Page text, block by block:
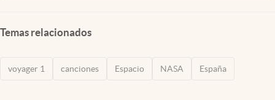
Temas relacionados
voyager 1 canciones Espacio NASA España